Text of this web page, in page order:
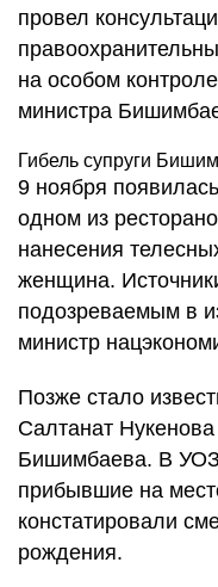
провел
на особом
министра
Гибель супруги
9 ноября
одном из
нанесения
женщина.
подозреваемым в
министр
Позже стало
Салтанат
Бишимбаева. В УОЗ
прибывшие на
констатировали
рождения.